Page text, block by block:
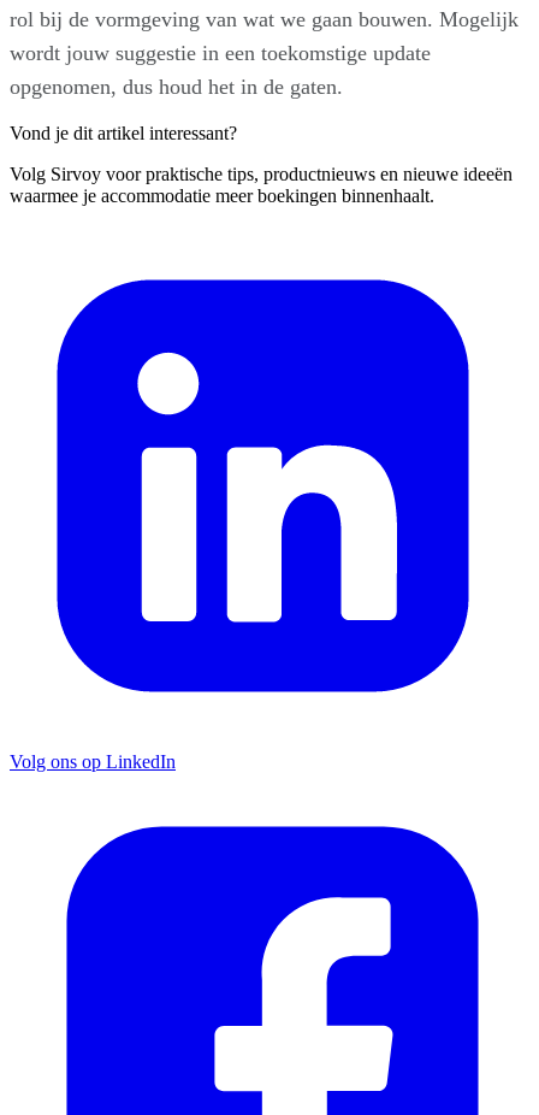
rol bij de vormgeving van wat we gaan bouwen. Mogelijk
wordt jouw suggestie in een toekomstige update
opgenomen, dus houd het in de gaten.
Vond je dit artikel interessant?
Volg Sirvoy voor praktische tips, productnieuws en nieuwe ideeën
waarmee je accommodatie meer boekingen binnenhaalt.
Volg ons op LinkedIn